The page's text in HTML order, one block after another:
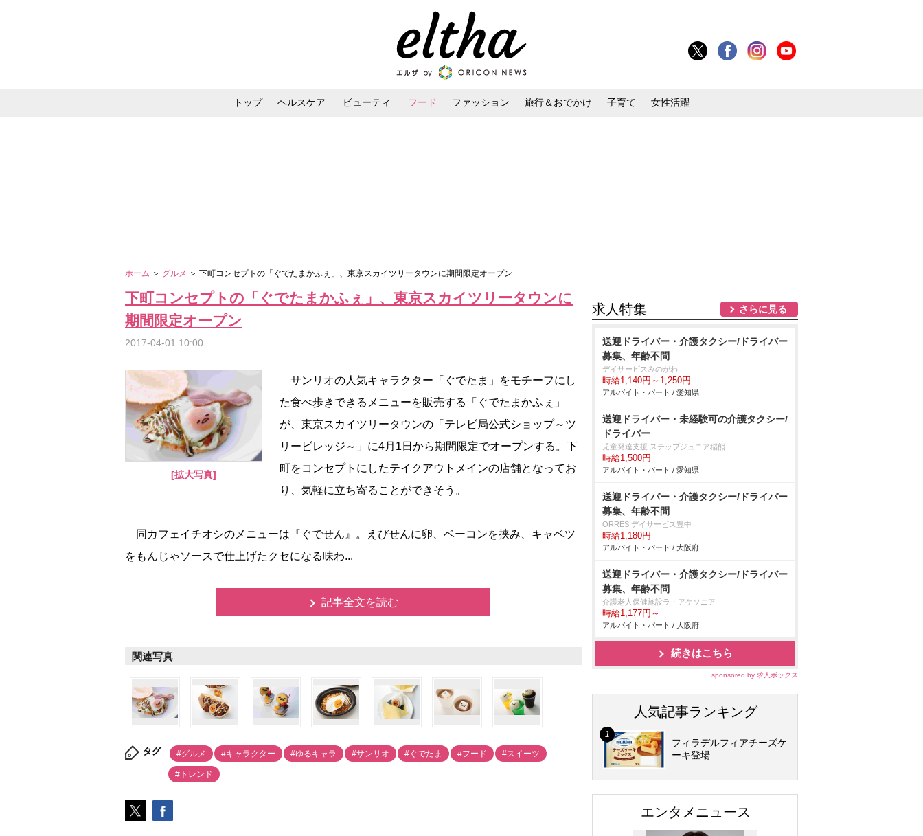
トップ ヘルスケア ビューティ フード ファッション 旅行＆おでかけ 子育て 女性活躍
ホーム ＞ グルメ ＞ 下町コンセプトの「ぐでたまかふぇ」、東京スカイツリータウンに期間限定オープン
下町コンセプトの「ぐでたまかふぇ」、東京スカイツリータウンに
期間限定オープン
2017-04-01 10:00
[拡大写真]
サンリオの人気キャラクター「ぐでたま」をモチーフにし
た食べ歩きできるメニューを販売する「ぐでたまかふぇ」
が、東京スカイツリータウンの「テレビ局公式ショップ～ツ
リービレッジ～」に4月1日から期間限定でオープンする。下
町をコンセプトにしたテイクアウトメインの店舗となってお
り、気軽に立ち寄ることができそう。
同カフェイチオシのメニューは『ぐでせん』。えびせんに卵、ベーコンを挟み、キャベツ
をもんじゃソースで仕上げたクセになる味わ...
記事全文を読む
関連写真
タグ #グルメ #キャラクター #ゆるキャラ #サンリオ #ぐでたま #フード #スイーツ
#トレンド
求人特集 さらに見る
送迎ドライバー・介護タクシー/ドライバー
募集、年齢不問
デイサービスみのがわ
時給1,140円～1,250円
アルバイト・パート / 愛知県
送迎ドライバー・未経験可の介護タクシー/
ドライバー
児童発達支援 ステップジュニア稲熊
時給1,500円
アルバイト・パート / 愛知県
送迎ドライバー・介護タクシー/ドライバー
募集、年齢不問
ORRES デイサービス豊中
時給1,180円
アルバイト・パート / 大阪府
送迎ドライバー・介護タクシー/ドライバー
募集、年齢不問
介護老人保健施設ラ・アケソニア
時給1,177円～
アルバイト・パート / 大阪府
続きはこちら
sponsored by 求人ボックス
人気記事ランキング
フィラデルフィアチーズケ
ーキ登場
エンタメニュース